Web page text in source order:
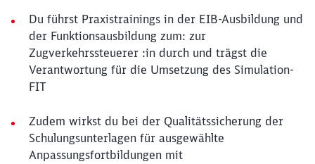
Du führst Praxistrainings in der EIB-Ausbildung und
der Funktionsausbildung zum: zur
Zugverkehrssteuerer :in durch und trägst die
Verantwortung für die Umsetzung des Simulation-
FIT
Zudem wirkst du bei der Qualitätssicherung der
Schulungsunterlagen für ausgewählte
Anpassungsfortbildungen mit